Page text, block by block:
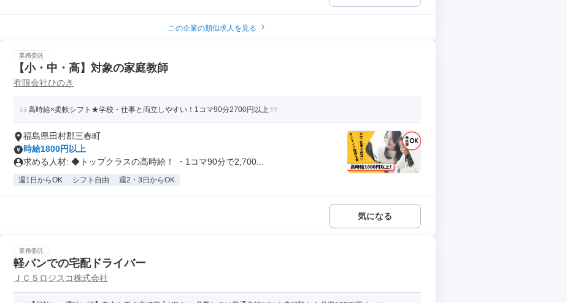
この企業の類似求人を見る
業務委託
【小・中・高】対象の家庭教師
有限会社ひのき
高時給×柔軟シフト★学校・仕事と両立しやすい！1コマ90分2700円以上
福島県田村郡三春町
時給1800円以上
求める人材: ◆トップクラスの高時給！ ・1コマ90分で2,700...
週1日からOK シフト自由 週2・3日からOK
気になる
業務委託
軽バンでの宅配ドライバー
ＪＣＳロジスコ株式会社